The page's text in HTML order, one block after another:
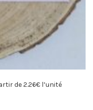
de 2.26€ l’unité